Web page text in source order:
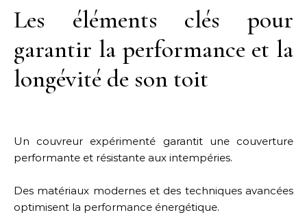
Les éléments clés pour
garantir la performance et la
longévité de son toit
Un couvreur expérimenté garantit une couverture
performante et résistante aux intempéries.
Des matériaux modernes et des techniques avancées
optimisent la performance énergétique.